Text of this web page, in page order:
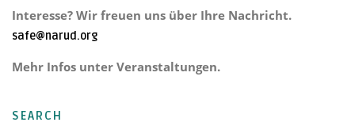
Interesse? Wir freuen uns über Ihre Nachricht.
safe@narud.org
Mehr Infos unter Veranstaltungen.
SEARCH